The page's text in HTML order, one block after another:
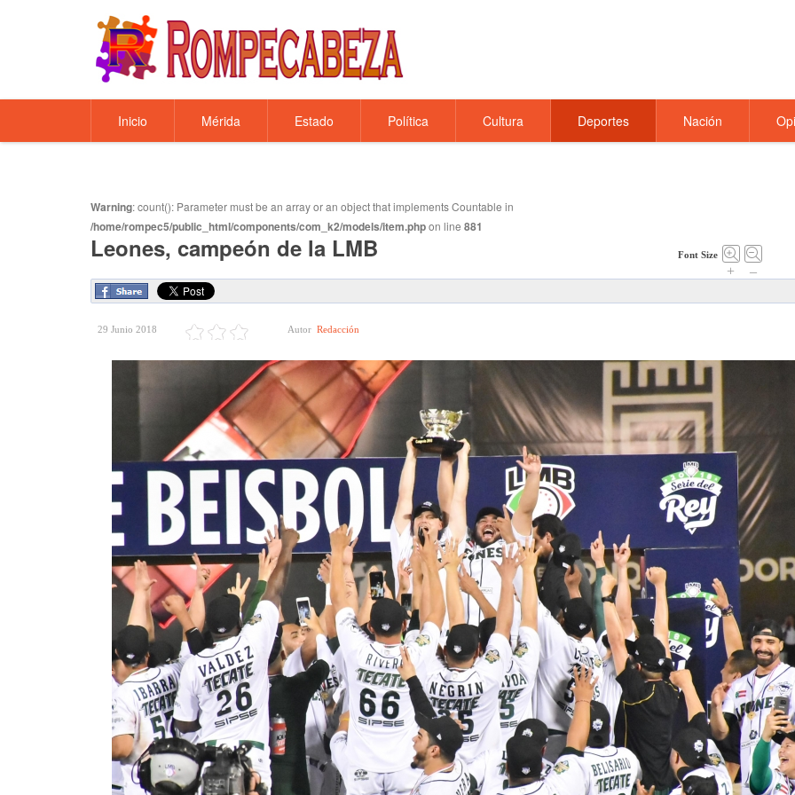
Inicio Mérida Estado Política Cultura Deportes Nación
Warning: count(): Parameter must be an array or an object that implements Countable in
/home/rompec5/public_html/components/com_k2/models/item.phpon line 881
Leones, campeón de la LMB Font Size
+ –
29 Junio 2018 Autor Redacción
hallado
1 year ago
El
padres
pasado